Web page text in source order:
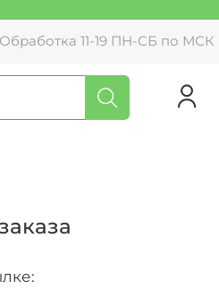
11-19 ПН-СБ по МСК